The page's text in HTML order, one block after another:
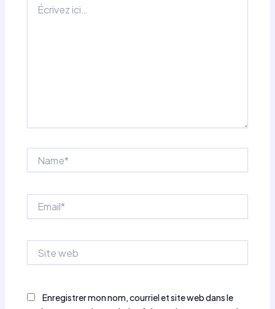
ici…
web
Enregistrer mon nom, courriel et site web dans le